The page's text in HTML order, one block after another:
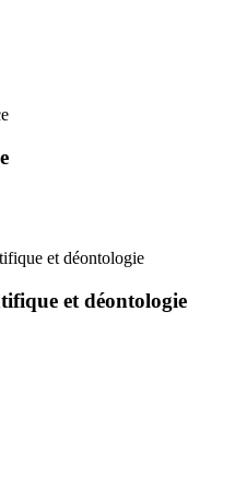
et déontologie
et déontologie